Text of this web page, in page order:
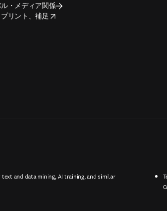
・メディア関係
リント、補足
tab/window
and data mining, AI training, and similar